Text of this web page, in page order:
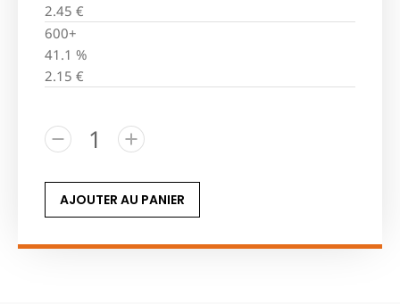
2.45 €
600+
41.1 %
2.15 €
AJOUTER AU PANIER